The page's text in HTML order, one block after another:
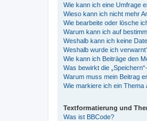
Wie kann ich eine Umfrage
Wieso kann ich nicht mehr
Wie bearbeite oder lösche
Warum kann ich auf
Weshalb kann ich keine
Weshalb wurde ich
Wie kann ich Beiträge den
Was bewirkt die
Warum muss mein Beitrag
Wie markiere ich ein Thema
Textformatierung und
Was ist BBCode?